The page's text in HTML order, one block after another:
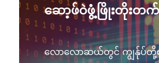
ဆော့ဖ်ဝဲဖွံ့ဖြိုးတိုးတက်
လောလောဆယ်တွင် ကျွန်ုပ်တို့